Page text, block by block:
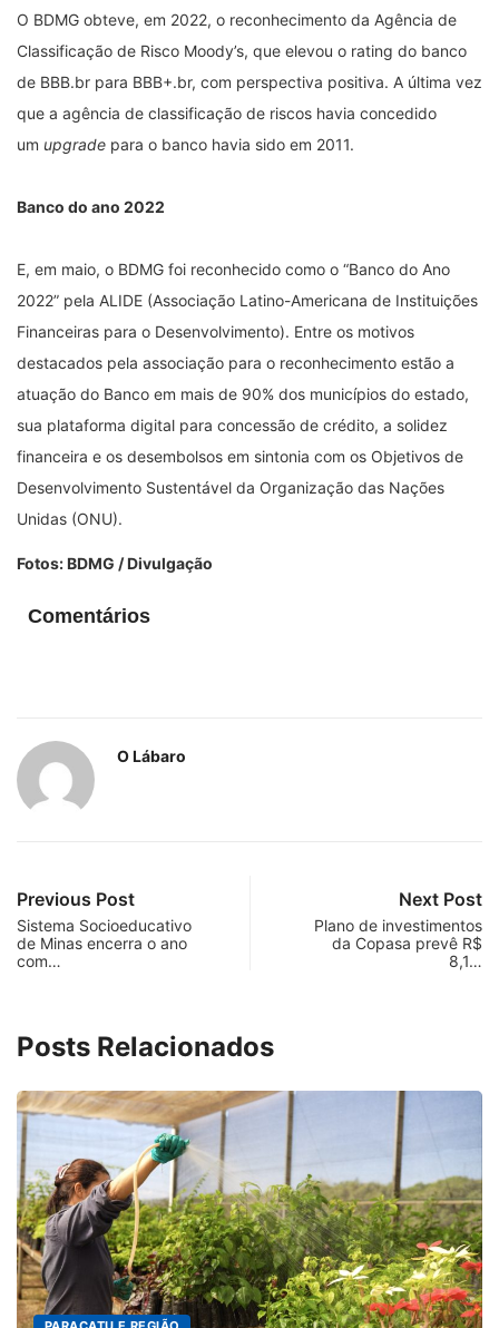
O BDMG obteve, em 2022, o reconhecimento da Agência de
Classificação de Risco Moody’s, que elevou o rating do banco
de BBB.br para BBB+.br, com perspectiva positiva. A última vez
que a agência de classificação de riscos havia concedido
um upgrade para o banco havia sido em 2011.
Banco do ano 2022
E, em maio, o BDMG foi reconhecido como o “Banco do Ano
2022” pela ALIDE (Associação Latino-Americana de Instituições
Financeiras para o Desenvolvimento). Entre os motivos
destacados pela associação para o reconhecimento estão a
atuação do Banco em mais de 90% dos municípios do estado,
sua plataforma digital para concessão de crédito, a solidez
financeira e os desembolsos em sintonia com os Objetivos de
Desenvolvimento Sustentável da Organização das Nações
Unidas (ONU).
Fotos: BDMG / Divulgação
Comentários
O Lábaro
Previous Post
Sistema Socioeducativo
de Minas encerra o ano
com…
Next Post
Plano de investimentos
da Copasa prevê R$
8,1…
Posts Relacionados